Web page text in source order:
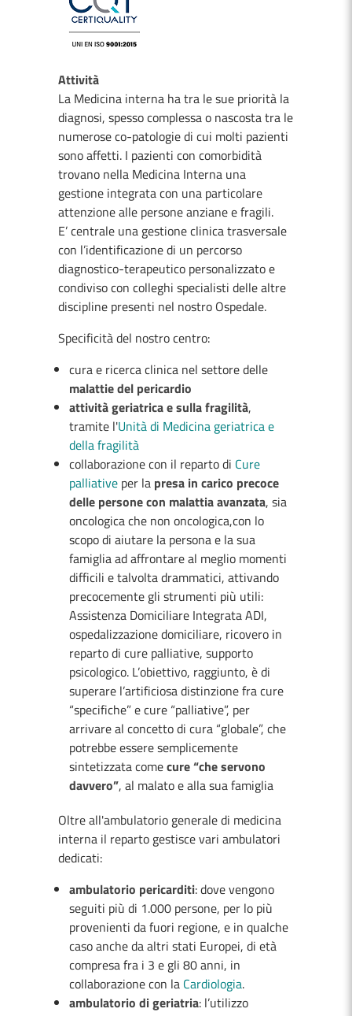
Attività
La Medicina interna ha tra le sue priorità la
diagnosi, spesso complessa o nascosta tra le
numerose co-patologie di cui molti pazienti
sono affetti. I pazienti con comorbidità
trovano nella Medicina Interna una
gestione integrata con una particolare
attenzione alle persone anziane e fragili.
E’ centrale una gestione clinica trasversale
con l’identificazione di un percorso
diagnostico-terapeutico personalizzato e
condiviso con colleghi specialisti delle altre
discipline presenti nel nostro Ospedale.
Specificità del nostro centro:
cura e ricerca clinica nel settore delle
malattie del pericardio
attività geriatrica e sulla fragilità,
tramite l'Unità di Medicina geriatrica e
della fragilità
collaborazione con il reparto di Cure
palliative per la presa in carico precoce
delle persone con malattia avanzata, sia
oncologica che non oncologica,con lo
scopo di aiutare la persona e la sua
famiglia ad affrontare al meglio momenti
difficili e talvolta drammatici, attivando
precocemente gli strumenti più utili:
Assistenza Domiciliare Integrata ADI,
ospedalizzazione domiciliare, ricovero in
reparto di cure palliative, supporto
psicologico. L’obiettivo, raggiunto, è di
superare l’artificiosa distinzione fra cure
“specifiche” e cure “palliative”, per
arrivare al concetto di cura “globale”, che
potrebbe essere semplicemente
sintetizzata comecure “che servono
davvero”, al malato e alla sua famiglia
Oltre all'ambulatorio generale di medicina
interna il reparto gestisce vari ambulatori
dedicati:
ambulatorio pericarditi: dove vengono
seguiti più di 1.000 persone, per lo più
provenienti da fuori regione, e in qualche
caso anche da altri stati Europei, di età
compresa fra i 3 e gli 80 anni, in
collaborazione con la Cardiologia.
ambulatorio di geriatria: l’utilizzo